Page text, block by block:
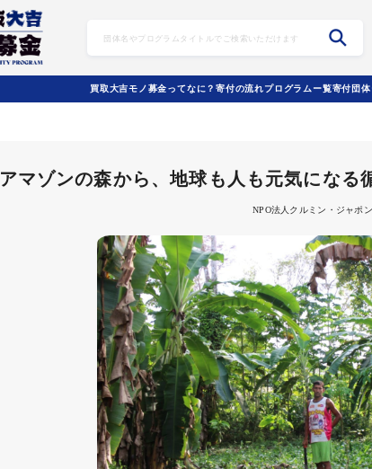
買取大吉モノ募金ってなに？寄付の流れプログラムー覧寄付団体
アマゾンの森から、地球も人も元気になる
NPO法人クルミン・ジャポン